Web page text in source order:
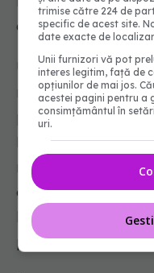
este momentul
Unii specialiști
ritualului cu
precum unturile
Epsom. Deși
magneziul poate
dovezile privind
limitate, iar
pe deplin
trimise către 224 de
specific de acest site.
date exacte de
Unii furnizori vă pot
interes legitim, față de
opțiunilor de mai jos.
acestei pagini pentru a
consimțământul în
uri.